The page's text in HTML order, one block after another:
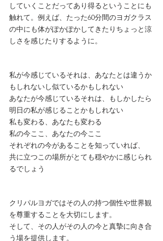
していくことだってあり得るということにも
触れて。例えば、たった60分間のヨガクラス
の中にも体がぽかぽかしてきたりちょっと涼
しさを感じたりするように。
私が今感じているそれは、あなたとは違うか
もしれないし似ているかもしれない
あなたが今感じているそれは、もしかしたら
明日の私が感じることかもしれない
私も変わる、あなたも変わる
私の今ここ、あなたの今ここ
それぞれの今があることを知っていれば、
共に立つこの場所がとても穏やかに感じられ
るでしょう
クリパルヨガではその人の持つ個性や世界観
を尊重することを大切にします。
そして、その人がその人の今と真摯に向き合
う場を提供します。